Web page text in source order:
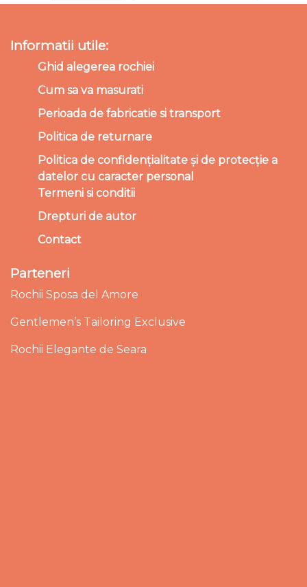
Informatii utile:
Ghid alegerea rochiei
Cum sa va masurati
Perioada de fabricatie si transport
Politica de returnare
Politica de confidențialitate și de protecție a
datelor cu caracter personal
Termeni si conditii
Drepturi de autor
Contact
Parteneri
Rochii Sposa del Amore
Gentlemen’s Tailoring Exclusive
Rochii Elegante de Seara